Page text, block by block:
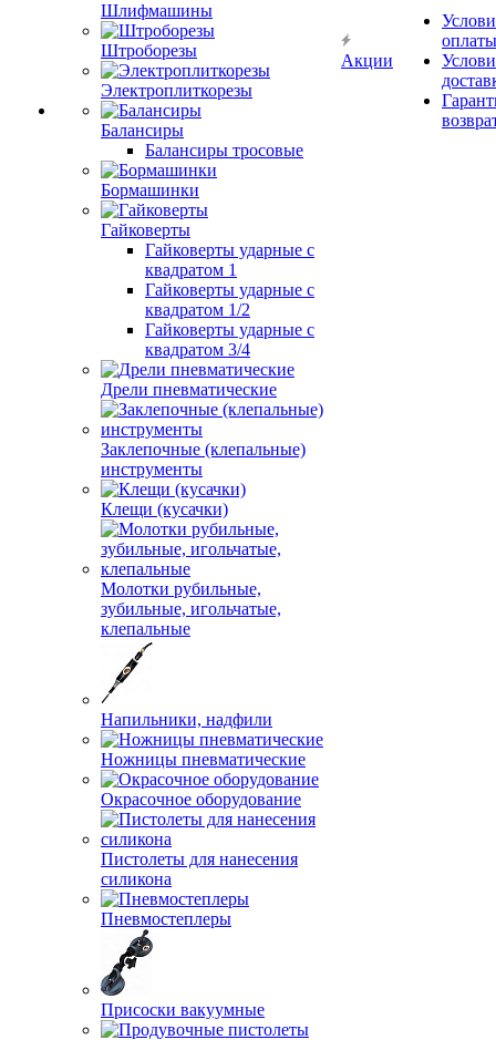
Шлифмашины
Штроборезы
Электроплиткорезы
Балансиры
Балансиры тросовые
Бормашинки
Гайковерты
Гайковерты ударные с
квадратом 1
Гайковерты ударные с
квадратом 1/2
Гайковерты ударные с
квадратом 3/4
Дрели пневматические
Заклепочные (клепальные)
инструменты
Клещи (кусачки)
Молотки рубильные,
зубильные, игольчатые,
клепальные
Напильники, надфили
Ножницы пневматические
Окрасочное оборудование
Пистолеты для нанесения
силикона
Пневмостеплеры
Присоски вакуумные